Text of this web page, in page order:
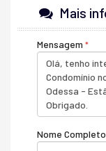
Casa em
Nova Odessa SP
1017M2 de terreno
417m² de construção
3 suites, 1 maior
Lavabo
Salas amplas para
Sala de TV
Escritorio
Espaço gourmet
Piscina privativa
5 vagas de garagem
Mais
Mensagem
Nome Completo